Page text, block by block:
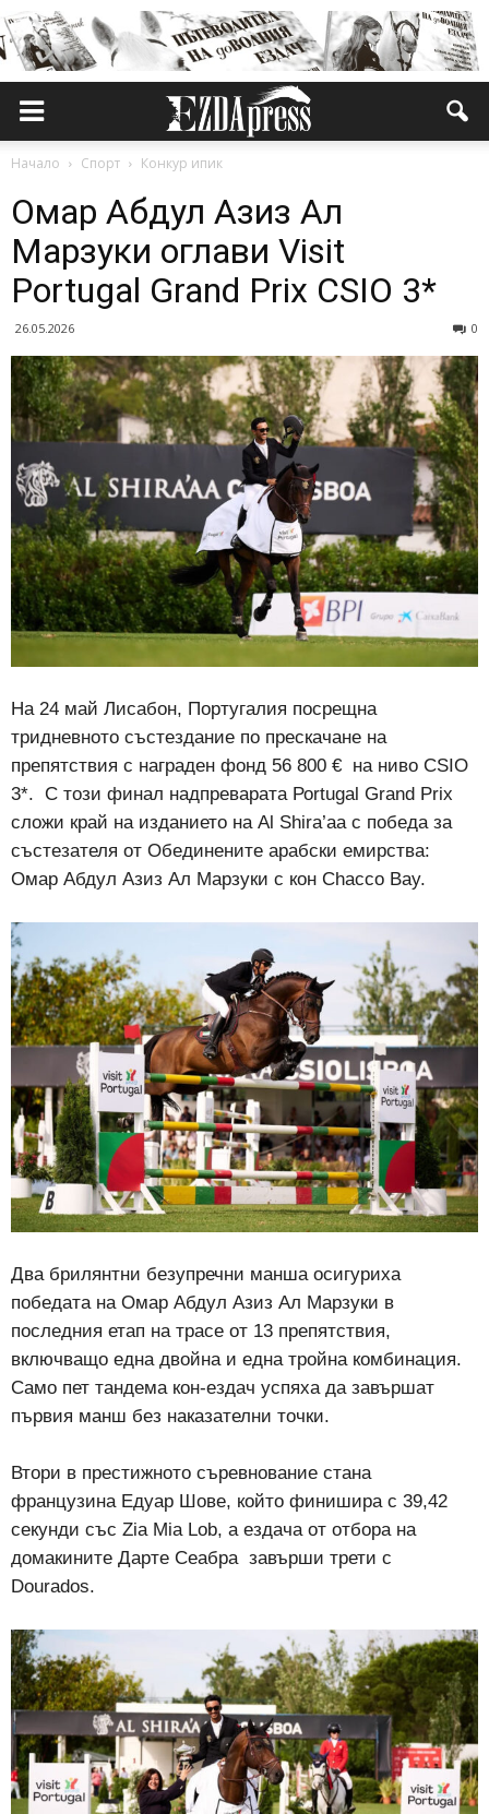
Начало Спорт Конкур ипик
Омар Абдул Азиз Ал
Марзуки оглави Visit
Portugal Grand Prix CSIO 3*
26.05.2026 0
На 24 май Лисабон, Португалия посрещна
тридневното състездание по прескачане на
препятствия с награден фонд 56 800 € на ниво CSIO
3*. С този финал надпреварата Роrtugal Grand Prix
сложи край на изданието на Al Shira’aa с победа за
състезателя от Обединените арабски емирства:
Омар Абдул Азиз Ал Марзуки с кон Chacco Bay.
Два брилянтни безупречни манша осигуриха
победата на Омар Абдул Азиз Ал Марзуки в
последния етап на трасе от 13 препятствия,
включващо една двойна и една тройна комбинация.
Само пет тандема кон-ездач успяха да завършат
първия манш без наказателни точки.
Втори в престижното съревнование стана
французина Едуар Шове, който финишира с 39,42
секунди със Zia Mia Lob, а ездача от отбора на
домакините Дарте Сеабра завърши трети с
Dourados.